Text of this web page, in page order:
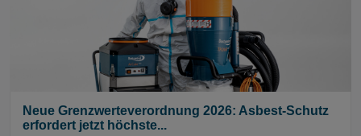
Neue Grenzwerteverordnung 2026: Asbest-Schutz
erfordert jetzt höchste...